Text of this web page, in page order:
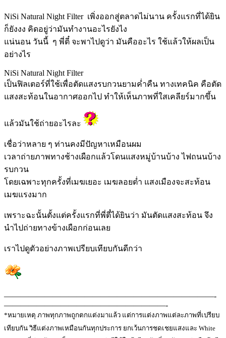
NiSi Natural Night Filter เพิ่งออกสู่ตลาดไม่นาน ครั้งแรกที่ได้ยิน
ก็ยังงง คิดอยู่ว่ามันทำงานอะไรยังไง
แน่นอน วันนี้ ๆ พี่ตี๋ จะพาไปดูว่า มันคืออะไร ใช้แล้วให้ผลเป็น
อย่างไร
NiSi Natural Night Filter
เป็นฟิลเตอร์ที่ใช้เพื่อตัดแสงรบกวนยามค่ำคืน ทางเทคนิค คือตัด
แสงสะท้อนในอากาศออกไป ทำให้เห็นภาพที่ใสเคลียร์มากขึ้น
แล้วมันใช้ถ่ายอะไรละ
เชื่อว่าหลาย ๆ ท่านคงมีปัญหาเหมือนผม
เวลาถ่ายภาพทางช้างเผือกแล้วโดนแสงหมู่บ้านบ้าง ไฟถนนบ้าง
รบกวน
โดยเฉพาะทุกครั้งที่เมฆเยอะ เมฆลอยต่ำ แสงเมืองจะสะท้อน
เมฆแรงมาก
เพราะฉะนั้นตั้งแต่ครั้งแรกที่พี่ตี๋ได้ยินว่า มันตัดแสงสะท้อน จึง
นำไปถ่ายทางข้างเผือกก่อนเลย
เราไปดูตัวอย่างภาพเปรียบเทียบกันดีกว่า
——————————————————————————-
————————————————————-
*หมายเหตุ ภาพทุกภาพถูกตกแต่งมาแล้ว แต่การแต่งภาพแต่ละภาพที่เปรียบ
เทียบกัน วิธีแต่งภาพเหมือนกันทุกประการ ยกเว้นการชดเชยแสงและ White